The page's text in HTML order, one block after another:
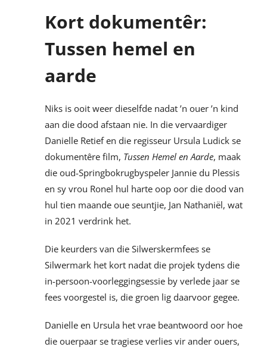
Kort dokumentêr:
Tussen hemel en
aarde
Niks is ooit weer dieselfde nadat ’n ouer ’n kind
aan die dood afstaan nie. In die vervaardiger
Danielle Retief en die regisseur Ursula Ludick se
dokumentêre film, Tussen Hemel en Aarde, maak
die oud-Springbokrugbyspeler Jannie du Plessis
en sy vrou Ronel hul harte oop oor die dood van
hul tien maande oue seuntjie, Jan Nathaniël, wat
in 2021 verdrink het.
Die keurders van die Silwerskermfees se
Silwermark het kort nadat die projek tydens die
in-persoon-voorleggingsessie by verlede jaar se
fees voorgestel is, die groen lig daarvoor gegee.
Danielle en Ursula het vrae beantwoord oor hoe
die ouerpaar se tragiese verlies vir ander ouers,